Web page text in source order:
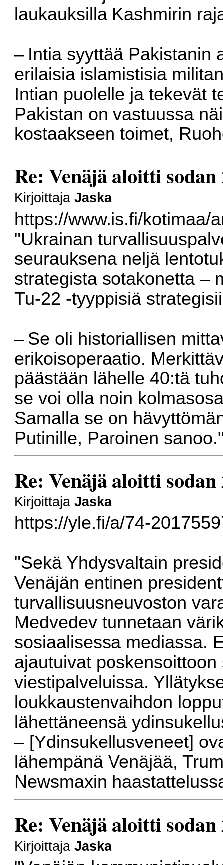
laukauksilla Kashmirin
– Intia syyttää Pakistanin
erilaisia islamistisia
Intian puolelle ja tekevät
Pakistan on vastuussa
kostaakseen toimet,
Re: Venäjä aloitti sodan
KirjoittajaJaska
https://www.is.fi/kotimaa/
"Ukrainan
seurauksena neljä
strategista sotakonetta –
Tu-22 -tyyppisiä
– Se oli historiallisen
erikoisoperaatio.
päästään lähelle 40:tä
se voi olla noin
Samalla se on
Putinille, Paroinen
Re: Venäjä aloitti sodan
KirjoittajaJaska
https://yle.fi/a/74-
"Sekä Yhdysvaltain
Venäjän entinen
turvallisuusneuvoston
Medvedev tunnetaan
sosiaalisessa mediassa.
ajautuivat
viestipalveluissa.
loukkaustenvaihdon
lähettäneensä
– [Ydinsukellusveneet]
lähempänä Venäjää,
Newsmaxin
Re: Venäjä aloitti sodan
KirjoittajaJaska